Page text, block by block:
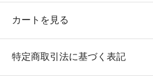
カートを見る
特定商取引法に基づく表記